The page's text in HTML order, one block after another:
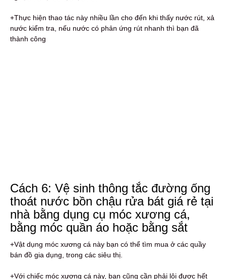
+Thực hiện thao tác này nhiều lần cho đến khi thấy nước rút, xả
nước kiểm tra, nếu nước có phản ứng rút nhanh thì bạn đã
thành công
Cách 6: Vệ sinh thông tắc đường ống
thoát nước bồn chậu rửa bát giá rẻ tại
nhà bằng dụng cụ móc xương cá,
bằng móc quần áo hoặc bằng sắt
+Vật dụng móc xương cá này bạn có thể tìm mua ở các quầy
bán đồ gia dụng, trong các siêu thị.
+Với chiếc móc xương cá này, bạn cũng cần phải lôi được hết